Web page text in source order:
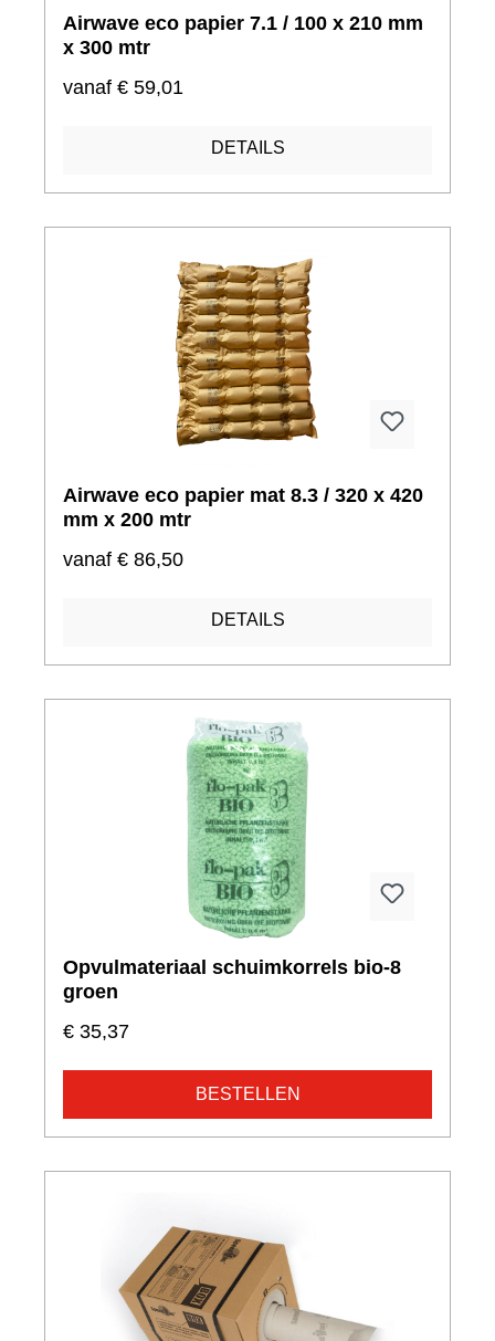
Airwave eco papier 7.1 / 100 x 210 mm
x 300 mtr
vanaf € 59,01
DETAILS
Airwave eco papier mat 8.3 / 320 x 420
mm x 200 mtr
vanaf € 86,50
DETAILS
Opvulmateriaal schuimkorrels bio-8
groen
€ 35,37
BESTELLEN